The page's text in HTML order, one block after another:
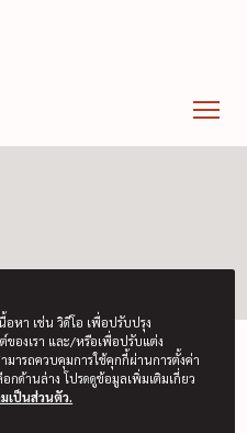
หา เช่น วิดีโอ เพื่อปรับปรุง
ของเรา และ/หรือเพื่อปรับแต่ง
ารถควบคุมการใช้คุกกี้ผ่านการตั้งค่า
กด้านล่าง โปรดดูข้อมูลเพิ่มเติมเกี่ยว
เป็นส่วนตัว.